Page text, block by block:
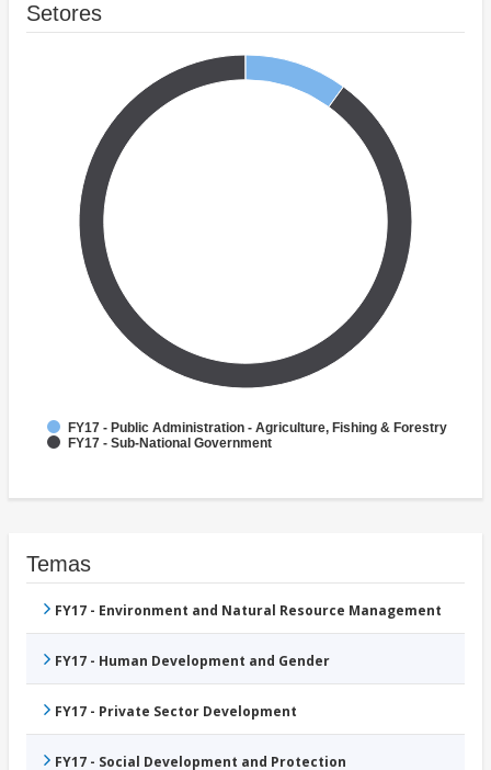
Setores
FY17 - Public Administration - Agriculture, Fishing & Forestry
FY17 - Sub-National Government
Temas
FY17 - Environment and Natural Resource Management
FY17 - Human Development and Gender
FY17 - Private Sector Development
FY17 - Social Development and Protection